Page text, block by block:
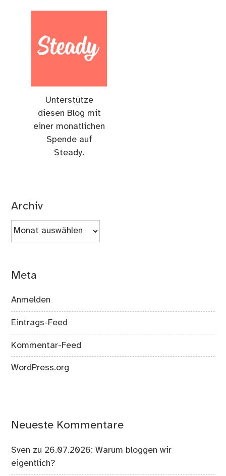
Unterstütze
diesen Blog mit
einer monatlichen
Spende auf
Steady.
Archiv
Archiv
Meta
Anmelden
Eintrags-Feed
Kommentar-Feed
WordPress.org
Neueste Kommentare
Sven zu 26.07.2026: Warum bloggen wir
eigentlich?